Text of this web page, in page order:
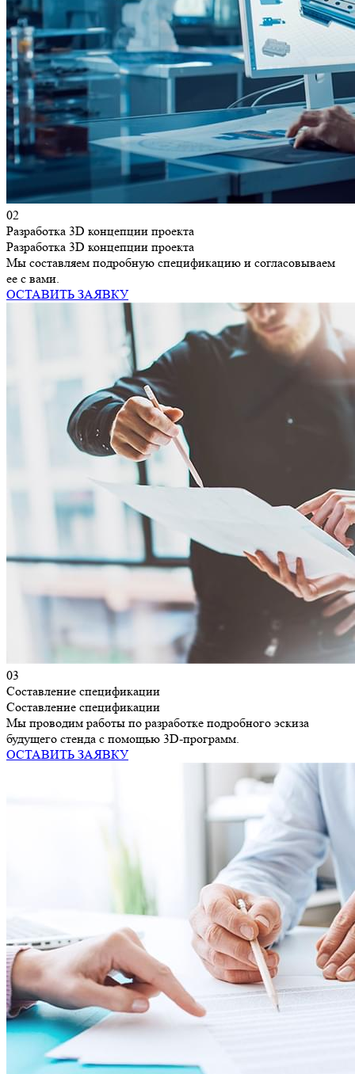
02
Разработка 3D концепции проекта
Разработка 3D концепции проекта
Мы составляем подробную спецификацию и согласовываем
ее с вами.
ОСТАВИТЬ ЗАЯВКУ
03
Составление спецификации
Составление спецификации
Мы проводим работы по разработке подробного эскиза
будущего стенда с помощью 3D-программ.
ОСТАВИТЬ ЗАЯВКУ